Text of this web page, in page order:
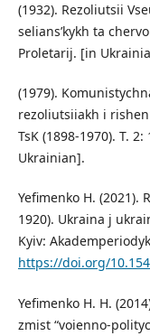
(1932). Rezoliutsii
selians’kykh ta
Proletarij. [in
(1979).
rezoliutsiiakh i
TsK (1898-1970). T.
Ukrainian].
Yefimenko H. (2021).
1920). Ukraina j
Kyiv:
https://doi.org/
Yefimenko H. H.
zmist “voienno-